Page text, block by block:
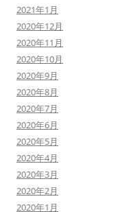
2021年1月
2020年12月
2020年11月
2020年10月
2020年9月
2020年8月
2020年7月
2020年6月
2020年5月
2020年4月
2020年3月
2020年2月
2020年1月